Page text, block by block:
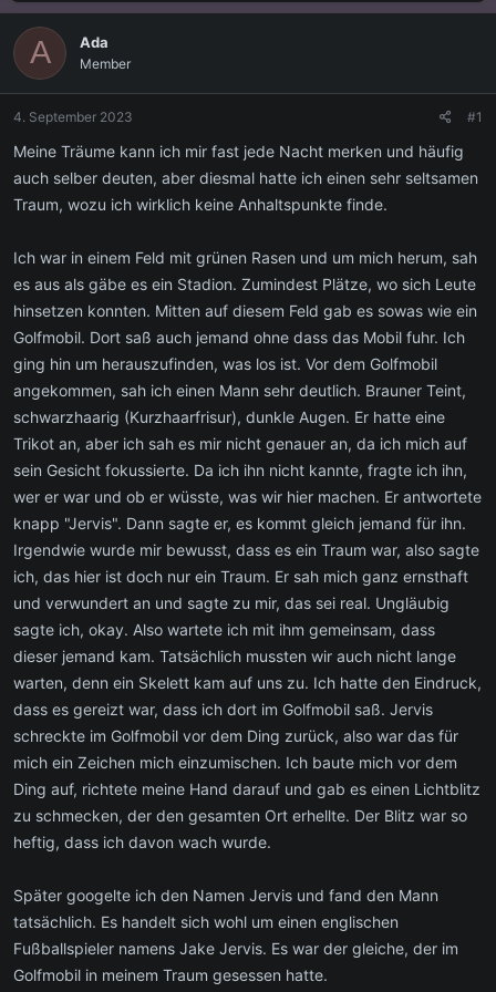
s
t
e
r
s
e
l
a
m
A Ada
Member
4. September 2023 #1
Meine Träume kann ich mir fast jede Nacht merken und häufig
auch selber deuten, aber diesmal hatte ich einen sehr seltsamen
Traum, wozu ich wirklich keine Anhaltspunkte finde.
Ich war in einem Feld mit grünen Rasen und um mich herum, sah
es aus als gäbe es ein Stadion. Zumindest Plätze, wo sich Leute
hinsetzen konnten. Mitten auf diesem Feld gab es sowas wie ein
Golfmobil. Dort saß auch jemand ohne dass das Mobil fuhr. Ich
ging hin um herauszufinden, was los ist. Vor dem Golfmobil
angekommen, sah ich einen Mann sehr deutlich. Brauner Teint,
schwarzhaarig (Kurzhaarfrisur), dunkle Augen. Er hatte eine
Trikot an, aber ich sah es mir nicht genauer an, da ich mich auf
sein Gesicht fokussierte. Da ich ihn nicht kannte, fragte ich ihn,
wer er war und ob er wüsste, was wir hier machen. Er antwortete
knapp "Jervis". Dann sagte er, es kommt gleich jemand für ihn.
Irgendwie wurde mir bewusst, dass es ein Traum war, also sagte
ich, das hier ist doch nur ein Traum. Er sah mich ganz ernsthaft
und verwundert an und sagte zu mir, das sei real. Ungläubig
sagte ich, okay. Also wartete ich mit ihm gemeinsam, dass
dieser jemand kam. Tatsächlich mussten wir auch nicht lange
warten, denn ein Skelett kam auf uns zu. Ich hatte den Eindruck,
dass es gereizt war, dass ich dort im Golfmobil saß. Jervis
schreckte im Golfmobil vor dem Ding zurück, also war das für
mich ein Zeichen mich einzumischen. Ich baute mich vor dem
Ding auf, richtete meine Hand darauf und gab es einen Lichtblitz
zu schmecken, der den gesamten Ort erhellte. Der Blitz war so
heftig, dass ich davon wach wurde.
Später googelte ich den Namen Jervis und fand den Mann
tatsächlich. Es handelt sich wohl um einen englischen
Fußballspieler namens Jake Jervis. Es war der gleiche, der im
Golfmobil in meinem Traum gesessen hatte.